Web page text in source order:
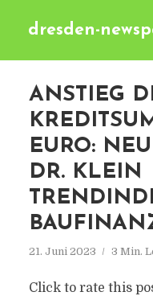
dresden-
ANSTIEG
EURO:
DR. KLEIN
21. Juni 2023 3 Min.
Click to rate this